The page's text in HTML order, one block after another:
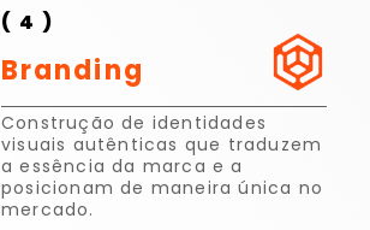
( 4 )
Branding
Construção de identidades
visuais autênticas que traduzem
a essência da marca e a
posicionam de maneira única no
mercado.